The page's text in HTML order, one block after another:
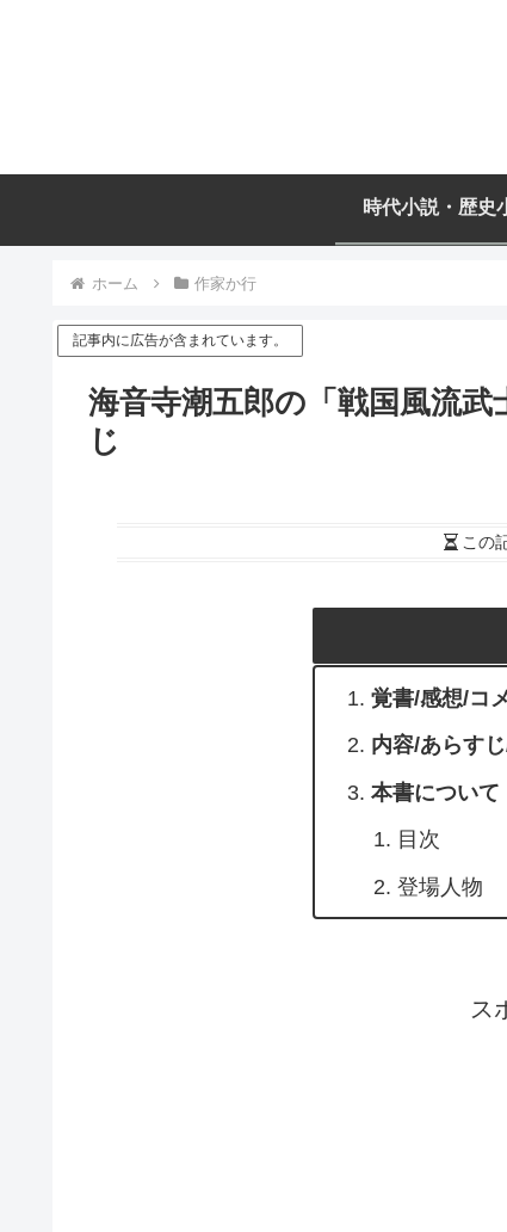
時代小説・歴史
ホーム 作家か行
記事内に広告が含まれています。
海音寺潮五郎の「戦国風流
じ
この
覚書/感想/コ
内容/あらす
本書について
目次
登場人物
ス